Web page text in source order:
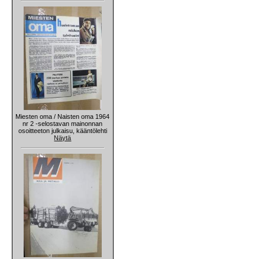
Miesten oma / Naisten oma 1964
nr 2 -selostavan mainonnan
osoitteeton julkaisu, kääntölehti
Näytä